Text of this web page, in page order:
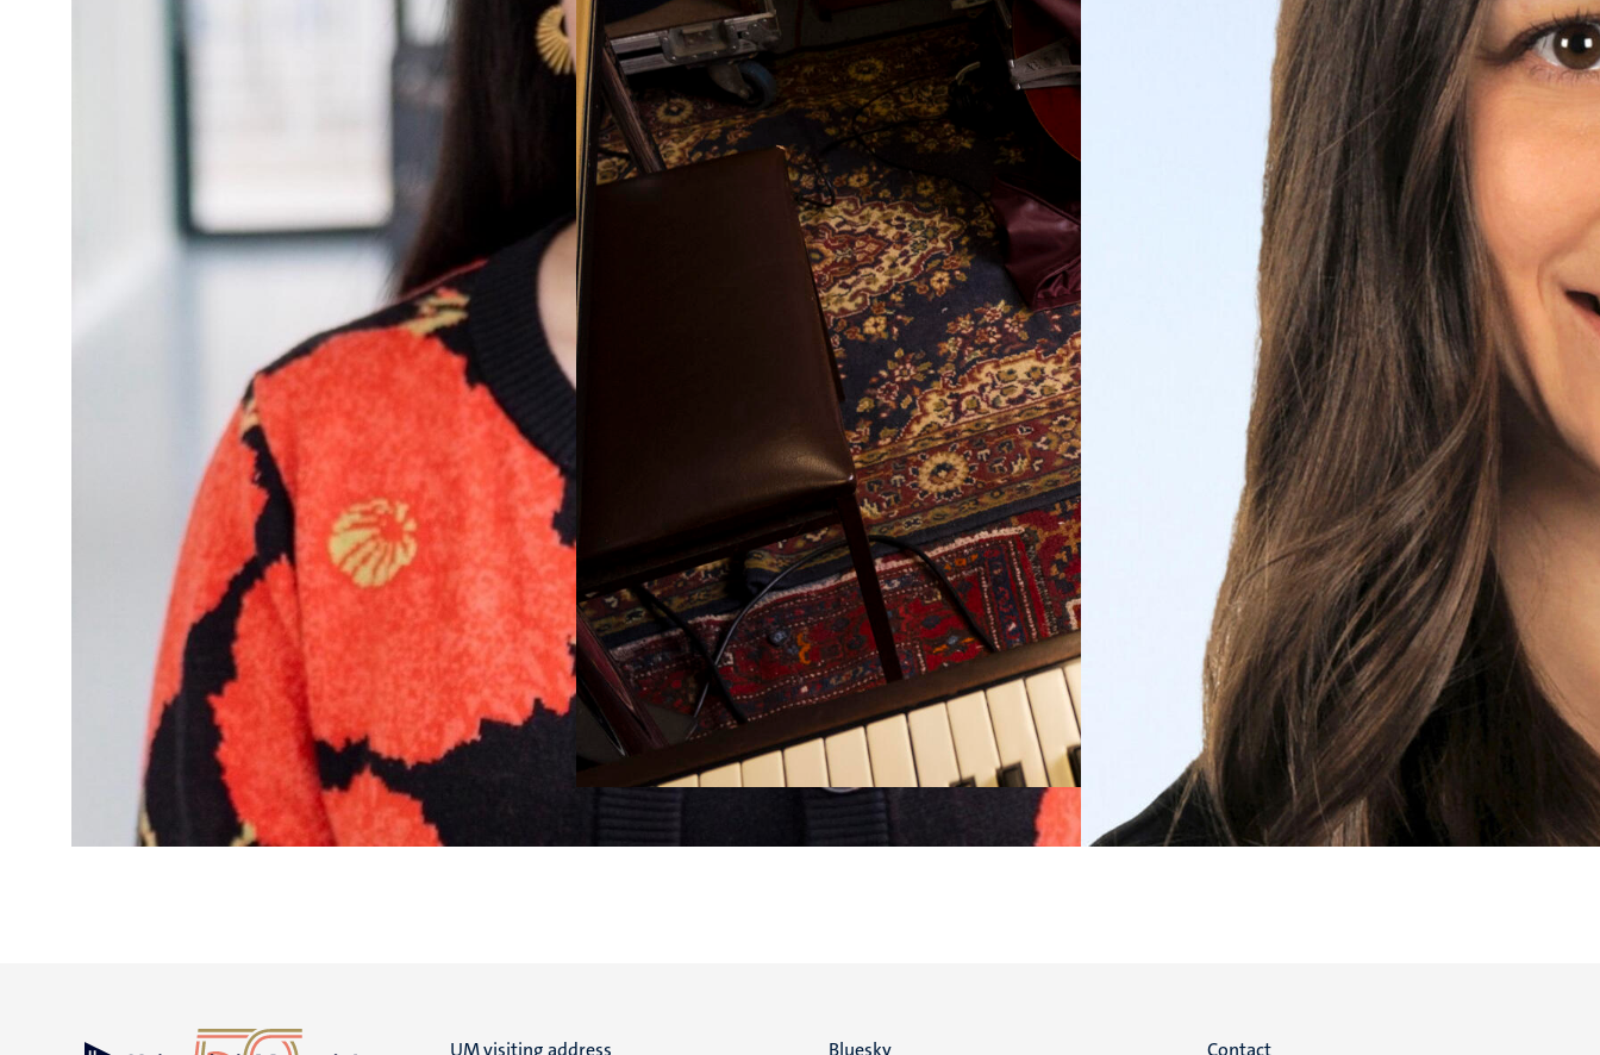
UM visiting address Bluesky Contact